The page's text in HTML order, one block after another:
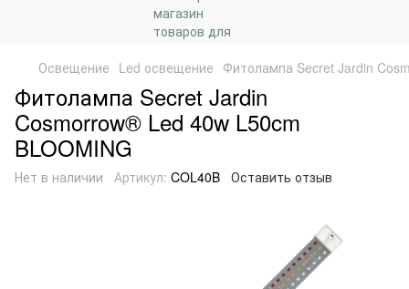
Освещение Led освещение Фитолампа Secret Jardin
Фитолампа Secret Jardin
Cosmorrow® Led 40w L50cm
BLOOMING
Нет в наличии Артикул: COL40B Оставить отзыв